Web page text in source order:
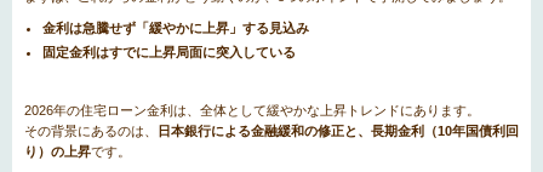
金利は急騰せず「緩やかに上昇」する見込み
固定金利はすでに上昇局面に突入している
2026年の住宅ローン金利は、全体として緩やかな上昇トレンドにあります。
その背景にあるのは、
日本銀行による金融緩和の修正と、長期金利（10年国債利回
り）の上昇です。